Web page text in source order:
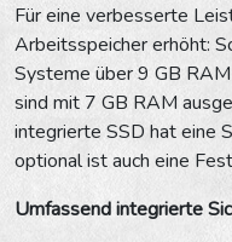
Für eine verbesserte
Arbeitsspeicher erhöht:
Systeme über 9 GB
sind mit 7 GB RAM
integrierte SSD hat eine
optional ist auch eine
Umfassend integrierte